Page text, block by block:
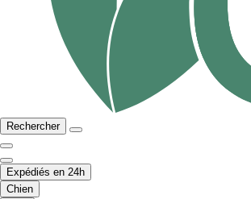
Rechercher
Expédiés en 24h
Chien